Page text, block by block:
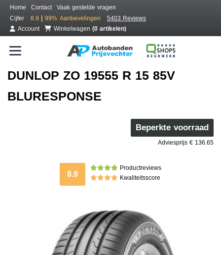
Home Contact
Vaak gestelde vragen
Cijfer
8.9 | 99% Aanbevelingen
5403 Reviews
Account
Winkelwagen (0 artikelen)
DUNLOP ZO 19555 R 15 85V
BLURESPONSE
Beperkte voorraad
Adviesprijs € 136.65
8.9
Productreviews
Kwaliteitsscore